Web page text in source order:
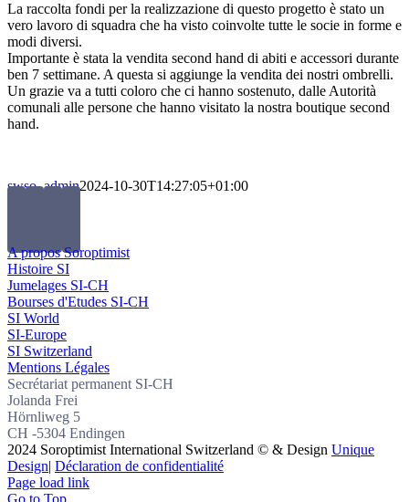
La raccolta fondi per la realizzazione di questo progetto è stato un
vero lavoro di squadra che ha visto coinvolte tutte le socie in forme e
modi diversi.
Importante è stata la vendita second hand di abiti e accessori durante
ben 7 settimane. A questa si aggiunge la vendita dei nostri ombrelli.
Un grazie va a tutti coloro che ci hanno sostenuto, dalle Autorità
comunali alle persone che hanno visitato la nostra boutique second
hand.
swso_admin2024-10-30T14:27:05+01:00
A propos Soroptimist
Histoire SI
Jumelages SI-CH
Bourses d'Etudes SI-CH
SI World
SI-Europe
SI Switzerland
Mentions Légales
Secrétariat permanent SI-CH
Jolanda Frei
Hörnliweg 5
CH -5304 Endingen
2024 Soroptimist International Switzerland © & Design Unique
Design| Déclaration de confidentialité
Page load link